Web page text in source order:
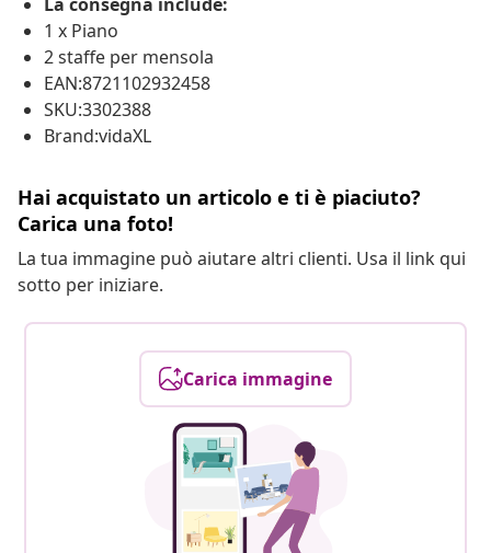
1 x Piano
2 staffe per mensola
EAN:8721102932458
SKU:3302388
Brand:vidaXL
Hai acquistato un articolo e ti è piaciuto?
Carica una foto!
La tua immagine può aiutare altri clienti. Usa il link qui
sotto per iniziare.
Carica immagine